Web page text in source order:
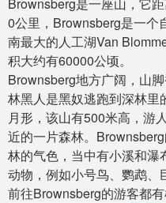
0公里，Brownsberg是一个
南最大的人工湖Van
积大约有60000公顷。
Brownsberg地方广阔，山
林黑人是黑奴逃跑到深林
月形，该山有500米高，游
近的一片森林。
林的气色，当中有小溪和
动物，例如小号鸟、鹦鹉、
前往Brownsberg的游客都有